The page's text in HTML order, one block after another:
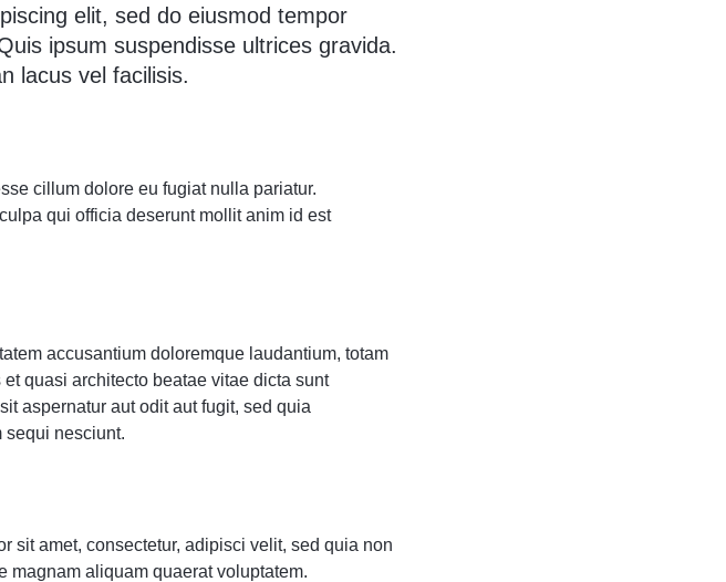
elit, sed do eiusmod tempor
ipsum suspendisse ultrices gravida.
lacus vel facilisis.
cillum dolore eu fugiat nulla pariatur.
qui officia deserunt mollit anim id est
accusantium doloremque laudantium, totam
quasi architecto beatae vitae dicta sunt
aspernatur aut odit aut fugit, sed quia
sequi nesciunt.
sit amet, consectetur, adipisci velit, sed quia non
magnam aliquam quaerat voluptatem.